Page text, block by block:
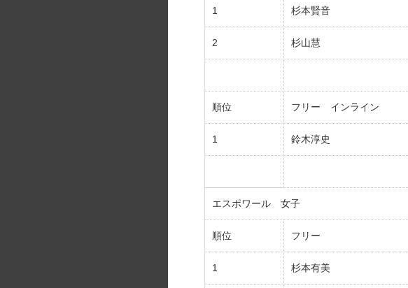
1 杉本賢音
2 杉山慧
順位 フリー インライン
1 鈴木淳史
エスポワール 女子
順位 フリー
1 杉本有美